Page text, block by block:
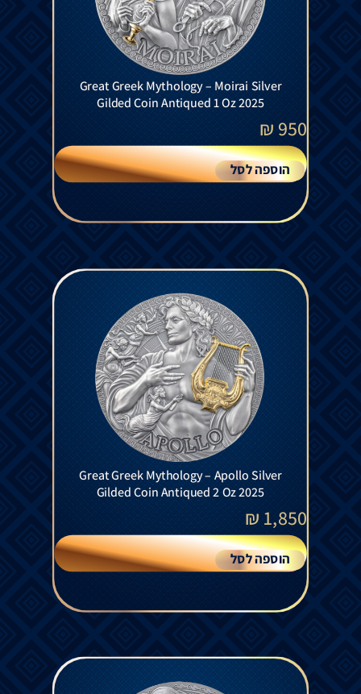
Great Greek Mythology – Moirai Silver
Gilded Coin Antiqued 1 Oz 2025
950
₪
הוספה לסל
Great Greek Mythology – Apollo Silver
Gilded Coin Antiqued 2 Oz 2025
1,850
₪
הוספה לסל